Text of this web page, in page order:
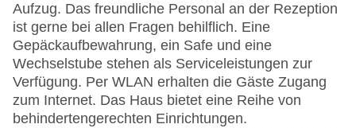
Aufzug. Das freundliche Personal an der Rezeption
ist gerne bei allen Fragen behilflich. Eine
Gepäckaufbewahrung, ein Safe und eine
Wechselstube stehen als Serviceleistungen zur
Verfügung. Per WLAN erhalten die Gäste Zugang
zum Internet. Das Haus bietet eine Reihe von
behindertengerechten Einrichtungen.